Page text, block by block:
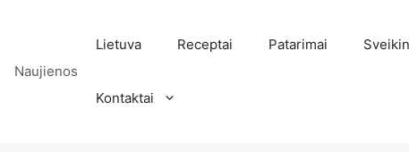
Naujienos
Lietuva Receptai Patarimai
Kontaktai